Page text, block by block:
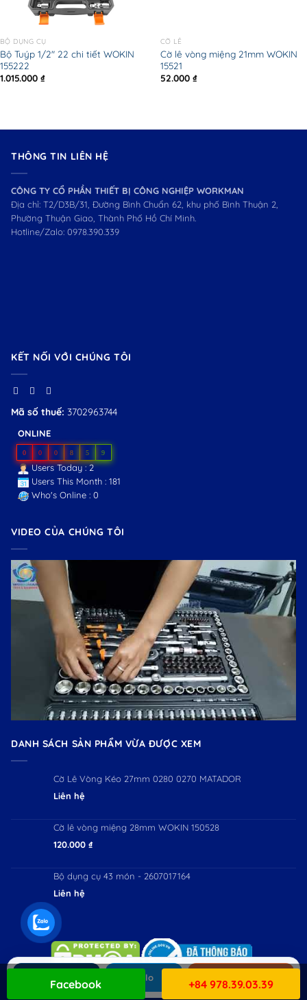
BỘ DỤNG CỤ
Bộ Tuýp 1/2″ 22 chi tiết WOKIN
155222
1.015.000 ₫
CỜ LÊ
Cờ lê vòng miệng 21mm WOKIN
15521
52.000 ₫
Zalo
THÔNG TIN LIÊN HỆ
CÔNG TY CỔ PHẦN THIẾT BỊ CÔNG NGHIỆP WORKMAN
Địa chỉ: T2/D3B/31, Đường Bình Chuẩn 62, khu phố Bình Thuận 2,
Phường Thuận Giao, Thành Phố Hồ Chí Minh.
Hotline/Zalo: 0978.390.339
KẾT NỐI VỚI CHÚNG TÔI
Mã số thuế: 3702963744
ONLINE
0 0 0 8 5 9
Users Today : 2
Users This Month : 181
Who's Online : 0
VIDEO CỦA CHÚNG TÔI
DANH SÁCH SẢN PHẨM VỪA ĐƯỢC XEM
Cờ Lê Vòng Kéo 27mm 0280 0270 MATADOR
Liên hệ
Cờ lê vòng miệng 28mm WOKIN 150528
120.000 ₫
Bộ dụng cụ 43 món - 2607017164
Liên hệ
Copyright 2026 © Workman JSC. All Rights Reserved
Facebook +84 978.39.03.39